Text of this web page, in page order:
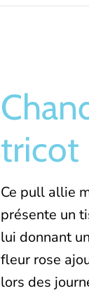
tricot
Ce pull allie
présente un
lui donnant
fleur rose
lors des